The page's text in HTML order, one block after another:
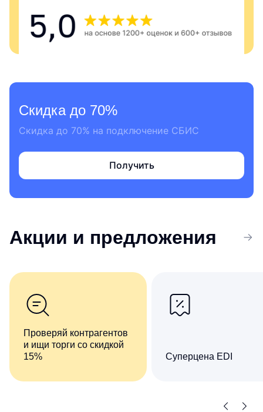
Скидка до 70%
Скидка до 70% на подключение СБИС
Получить
Акции и предложения
Проверяй контрагентов
и ищи торги со скидкой
15%
о компаниях и владельцах
Суперцена EDI
с контрагентами